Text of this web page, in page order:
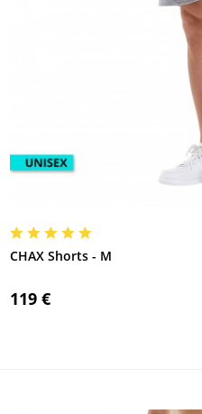
CHAX Shorts - M
119 €